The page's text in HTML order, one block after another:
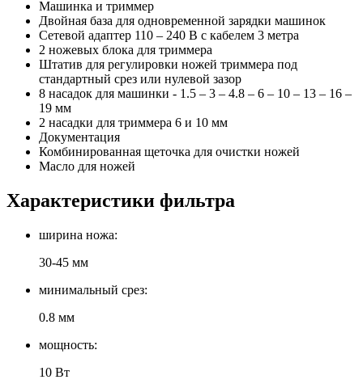
Машинка и триммер
Двойная база для одновременной зарядки машинок
Сетевой адаптер 110 – 240 В с кабелем 3 метра
2 ножевых блока для триммера
Штатив для регулировки ножей триммера под
стандартный срез или нулевой зазор
8 насадок для машинки - 1.5 – 3 – 4.8 – 6 – 10 – 13 – 16 –
19 мм
2 насадки для триммера 6 и 10 мм
Документация
Комбинированная щеточка для очистки ножей
Масло для ножей
Характеристики фильтра
ширина ножа:
30-45 мм
минимальный срез:
0.8 мм
мощность:
10 Вт